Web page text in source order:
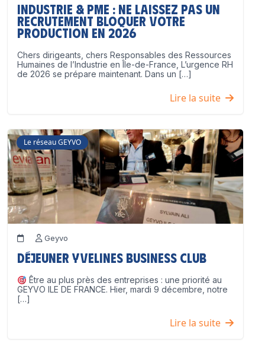
Industrie & PME : ne laissez pas un
recrutement bloquer votre
production en 2026
Chers dirigeants, chers Responsables des Ressources
Humaines de l’Industrie en Île-de-France, L’urgence RH
de 2026 se prépare maintenant. Dans un […]
Lire la suite
Le réseau GEYVO
Geyvo
Déjeuner Yvelines Business Club
Être au plus près des entreprises : une priorité au
GEYVO ILE DE FRANCE. Hier, mardi 9 décembre, notre
[…]
Lire la suite